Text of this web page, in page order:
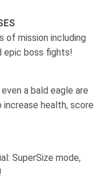
of mission including
epic boss fights!
a bald eagle are
health, score
SuperSize mode,